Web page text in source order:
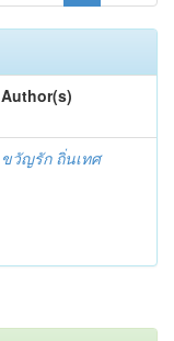
Author(s)
ขวัญรัก ถิ่นเทศ